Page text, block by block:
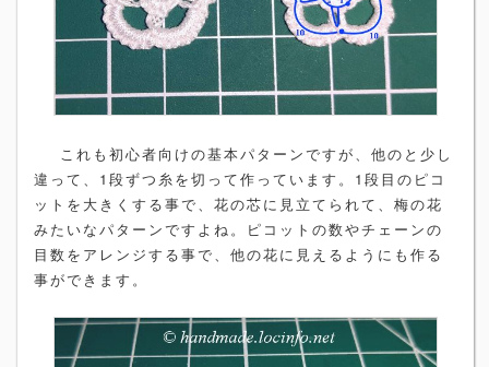
これも初心者向けの基本パターンですが、他のと少し
違って、1段ずつ糸を切って作っています。1段目のピコ
ットを大きくする事で、花の芯に見立てられて、梅の花
みたいなパターンですよね。ピコットの数やチェーンの
目数をアレンジする事で、他の花に見えるようにも作る
事ができます。